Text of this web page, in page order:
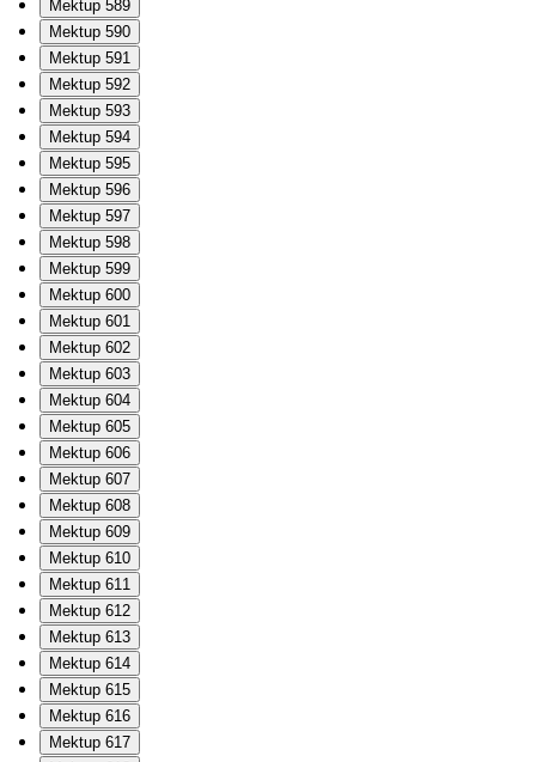
Mektup 589
Mektup 590
Mektup 591
Mektup 592
Mektup 593
Mektup 594
Mektup 595
Mektup 596
Mektup 597
Mektup 598
Mektup 599
Mektup 600
Mektup 601
Mektup 602
Mektup 603
Mektup 604
Mektup 605
Mektup 606
Mektup 607
Mektup 608
Mektup 609
Mektup 610
Mektup 611
Mektup 612
Mektup 613
Mektup 614
Mektup 615
Mektup 616
Mektup 617